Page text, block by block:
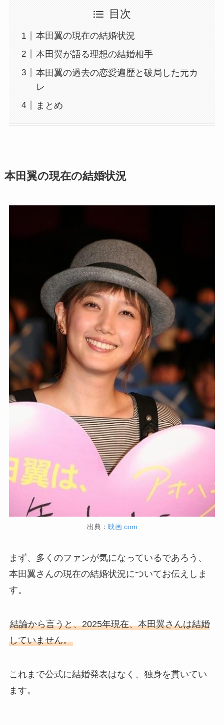
目次
本田翼の現在の結婚状況
本田翼が語る理想の結婚相手
本田翼の過去の恋愛遍歴と破局した元カ
レ
まとめ
本田翼の現在の結婚状況
出典： 映画.com
まず、多くのファンが気になっているであろう、
本田翼さんの現在の結婚状況についてお伝えしま
す。
結論から言うと、2025年現在、本田翼さんは結婚
していません。
これまで公式に結婚発表はなく、独身を貫いてい
ます。